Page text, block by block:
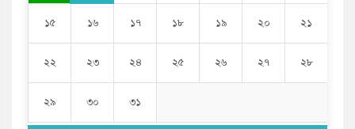
১৫ ১৬ ১৭ ১৮ ১৯ ২০ ২১
২২ ২৩ ২৪ ২৫ ২৬ ২৭ ২৮
২৯ ৩০ ৩১